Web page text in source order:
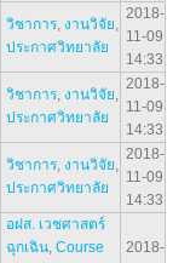
วิชาการ, งานวิจัย,
ประกาศวิทยาลัย
2018-
11-09
14:33
วิชาการ, งานวิจัย,
ประกาศวิทยาลัย
2018-
11-09
14:33
วิชาการ, งานวิจัย,
ประกาศวิทยาลัย
2018-
11-09
14:33
อฝส. เวชศาสตร์
ฉุกเฉิน,Course
2018-